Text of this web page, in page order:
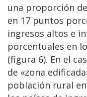
una proporción
en 17 puntos
ingresos altos e
porcentuales en
(figura 6). En el
de «zona
población rural